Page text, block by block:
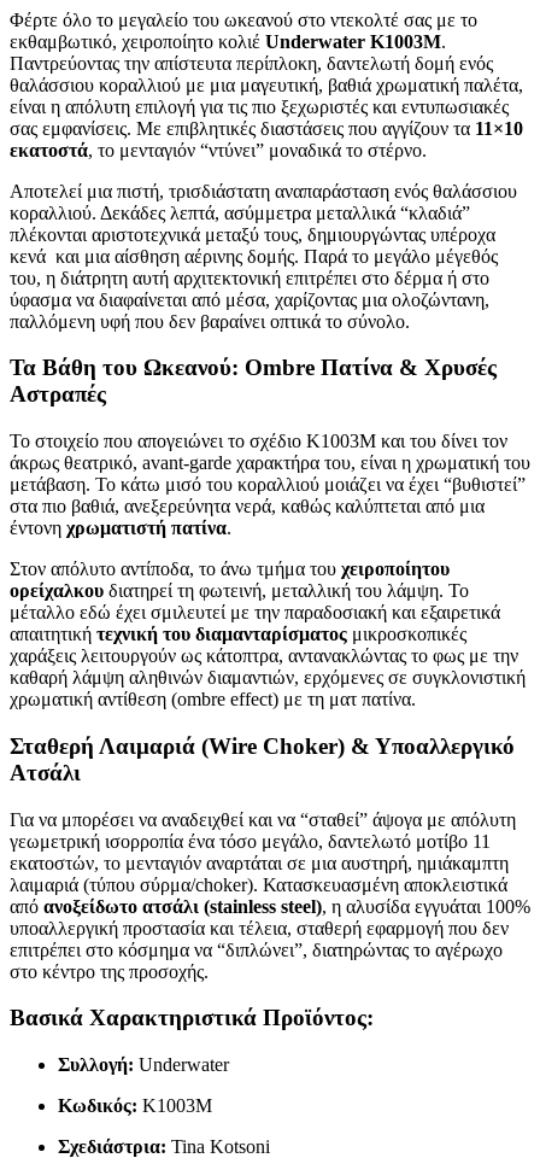
Φέρτε όλο το μεγαλείο του ωκεανού στο ντεκολτέ σας με το
εκθαμβωτικό, χειροποίητο κολιέ Underwater K1003M.
Παντρεύοντας την απίστευτα περίπλοκη, δαντελωτή δομή ενός
θαλάσσιου κοραλλιού με μια μαγευτική, βαθιά χρωματική παλέτα,
είναι η απόλυτη επιλογή για τις πιο ξεχωριστές και εντυπωσιακές
σας εμφανίσεις. Με επιβλητικές διαστάσεις που αγγίζουν τα 11×10
εκατοστά, το μενταγιόν “ντύνει” μοναδικά το στέρνο.
Αποτελεί μια πιστή, τρισδιάστατη αναπαράσταση ενός θαλάσσιου
κοραλλιού. Δεκάδες λεπτά, ασύμμετρα μεταλλικά “κλαδιά”
πλέκονται αριστοτεχνικά μεταξύ τους, δημιουργώντας υπέροχα
κενά και μια αίσθηση αέρινης δομής. Παρά το μεγάλο μέγεθός
του, η διάτρητη αυτή αρχιτεκτονική επιτρέπει στο δέρμα ή στο
ύφασμα να διαφαίνεται από μέσα, χαρίζοντας μια ολοζώντανη,
παλλόμενη υφή που δεν βαραίνει οπτικά το σύνολο.
Τα Βάθη του Ωκεανού: Ombre Πατίνα & Χρυσές
Αστραπές
Το στοιχείο που απογειώνει το σχέδιο K1003M και του δίνει τον
άκρως θεατρικό, avant-garde χαρακτήρα του, είναι η χρωματική του
μετάβαση. Το κάτω μισό του κοραλλιού μοιάζει να έχει “βυθιστεί”
στα πιο βαθιά, ανεξερεύνητα νερά, καθώς καλύπτεται από μια
έντονη χρωματιστή πατίνα.
Στον απόλυτο αντίποδα, το άνω τμήμα του χειροποίητου
ορείχαλκου διατηρεί τη φωτεινή, μεταλλική του λάμψη. Το
μέταλλο εδώ έχει σμιλευτεί με την παραδοσιακή και εξαιρετικά
απαιτητική τεχνική του διαμανταρίσματος μικροσκοπικές
χαράξεις λειτουργούν ως κάτοπτρα, αντανακλώντας το φως με την
καθαρή λάμψη αληθινών διαμαντιών, ερχόμενες σε συγκλονιστική
χρωματική αντίθεση (ombre effect) με τη ματ πατίνα.
Σταθερή Λαιμαριά (Wire Choker) & Υποαλλεργικό
Ατσάλι
Για να μπορέσει να αναδειχθεί και να “σταθεί” άψογα με απόλυτη
γεωμετρική ισορροπία ένα τόσο μεγάλο, δαντελωτό μοτίβο 11
εκατοστών, το μενταγιόν αναρτάται σε μια αυστηρή, ημιάκαμπτη
λαιμαριά (τύπου σύρμα/choker). Κατασκευασμένη αποκλειστικά
από ανοξείδωτο ατσάλι (stainless steel), η αλυσίδα εγγυάται 100%
υποαλλεργική προστασία και τέλεια, σταθερή εφαρμογή που δεν
επιτρέπει στο κόσμημα να “διπλώνει”, διατηρώντας το αγέρωχο
στο κέντρο της προσοχής.
Βασικά Χαρακτηριστικά Προϊόντος:
Συλλογή: Underwater
Κωδικός: K1003M
Σχεδιάστρια: Tina Kotsoni